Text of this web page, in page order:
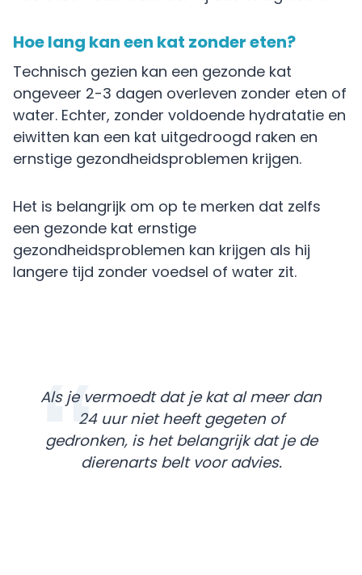
Hoe lang kan een kat zonder eten?
Technisch gezien kan een gezonde kat
ongeveer 2-3 dagen overleven zonder eten of
water. Echter, zonder voldoende hydratatie en
eiwitten kan een kat uitgedroogd raken en
ernstige gezondheidsproblemen krijgen.
Het is belangrijk om op te merken dat zelfs
een gezonde kat ernstige
gezondheidsproblemen kan krijgen als hij
langere tijd zonder voedsel of water zit.
Als je vermoedt dat je kat al meer dan
24 uur niet heeft gegeten of
gedronken, is het belangrijk dat je de
dierenarts belt voor advies.